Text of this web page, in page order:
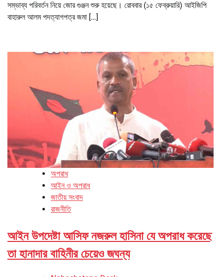
সম্ভাব্য পরিবর্তন নিয়ে জোর গুঞ্জন শুরু হয়েছে। রোববার (১৫ ফেব্রুয়ারি) আইজিপি
বাহারুল আলম পদত্যাগপত্র জমা […]
অপরাধ
আইন ও অপরাধ
জাতীয় সংবাদ
রাজনীতি
আইন উপদেষ্টা আসিফ নজরুল হাসিনা যে অপরাধ করেছে
তা হানাদার বাহিনীর চেয়েও জঘন্য